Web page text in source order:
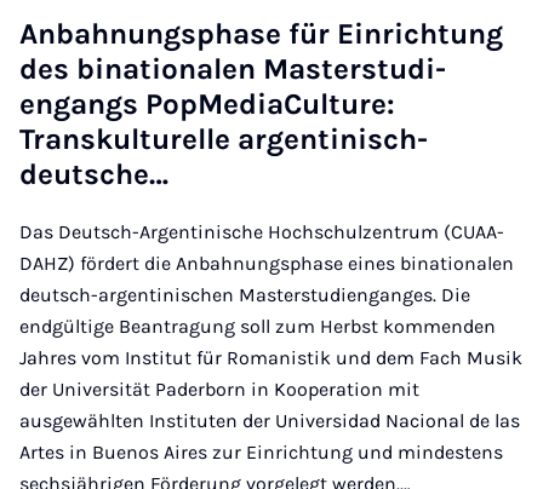
An­bahnung­s­phase für Ein­rich­tung
des bin­a­tionalen Mas­ter­stud­i­
engangs Pop­Me­di­aCul­ture:
Transkul­turelle ar­gen­tin­isch-
deutsche…
Das Deutsch-Argentinische Hochschulzentrum (CUAA-
DAHZ) fördert die Anbahnungsphase eines binationalen
deutsch-argentinischen Masterstudienganges. Die
endgültige Beantragung soll zum Herbst kommenden
Jahres vom Institut für Romanistik und dem Fach Musik
der Universität Paderborn in Kooperation mit
ausgewählten Instituten der Universidad Nacional de las
Artes in Buenos Aires zur Einrichtung und mindestens
sechsjährigen Förderung vorgelegt werden.…